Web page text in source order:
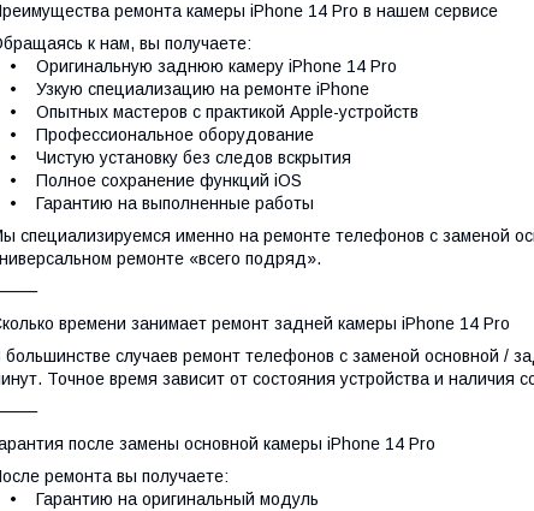
ремонта камеры iPhone 14 Pro в нашем сервисе
к нам, вы получаете:
• Оригинальную заднюю камеру iPhone 14 Pro
• Узкую специализацию на ремонте iPhone
• Опытных мастеров с практикой Apple-устройств
• Профессиональное оборудование
• Чистую установку без следов вскрытия
• Полное сохранение функций iOS
• Гарантию на выполненные работы
специализируемся именно на ремонте телефонов с заменой
ремонте «всего подряд».
времени занимает ремонт задней камеры iPhone 14 Pro
большинстве случаев ремонт телефонов с заменой основной /
Точное время зависит от состояния устройства и наличия
после замены основной камеры iPhone 14 Pro
ремонта вы получаете:
• Гарантию на оригинальный модуль